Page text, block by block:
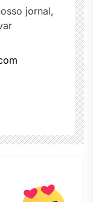
jornal,